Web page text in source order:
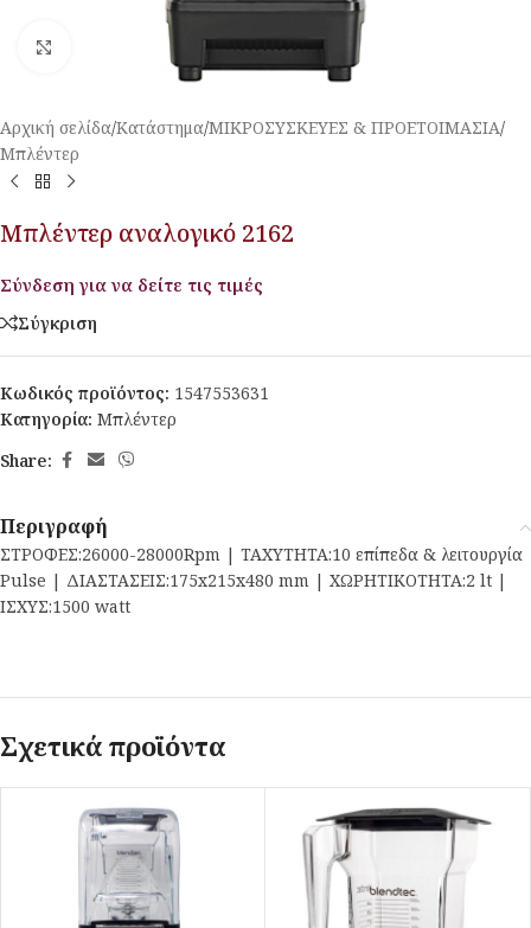
Κλικ για μεγέθυνση
Αρχική σελίδα/Κατάστημα/ΜΙΚΡΟΣΥΣΚΕΥΕΣ & ΠΡΟΕΤΟΙΜΑΣΙΑ/
Μπλέντερ
Μπλέντερ αναλογικό 2162
Σύνδεση για να δείτε τις τιμές
Σύγκριση
Κωδικός προϊόντος: 1547553631
Κατηγορία: Μπλέντερ
Share:
Περιγραφή
ΣΤΡΟΦΕΣ:26000-28000Rpm | ΤΑΧΥΤΗΤΑ:10 επίπεδα & λειτουργία
Pulse | ΔΙΑΣΤΑΣΕΙΣ:175x215x480 mm | ΧΩΡΗΤΙΚΟΤΗΤΑ:2 lt |
ΙΣΧΥΣ:1500 watt
Σχετικά προϊόντα